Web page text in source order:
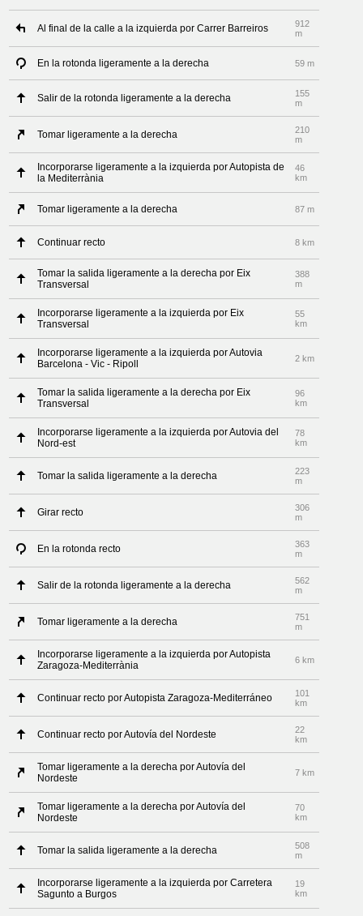
Al final de la calle a la izquierda por Carrer Barreiros
912
m
En la rotonda ligeramente a la derecha 59 m
Salir de la rotonda ligeramente a la derecha
155
m
Tomar ligeramente a la derecha
210
m
Incorporarse ligeramente a la izquierda por Autopista de
la Mediterrània
46
km
Tomar ligeramente a la derecha 87 m
Continuar recto 8 km
Tomar la salida ligeramente a la derecha por Eix
Transversal
388
m
Incorporarse ligeramente a la izquierda por Eix
Transversal
55
km
Incorporarse ligeramente a la izquierda por Autovia
Barcelona - Vic - Ripoll
2 km
Tomar la salida ligeramente a la derecha por Eix
Transversal
96
km
Incorporarse ligeramente a la izquierda por Autovia del
Nord-est
78
km
Tomar la salida ligeramente a la derecha
223
m
Girar recto
306
m
En la rotonda recto
363
m
Salir de la rotonda ligeramente a la derecha
562
m
Tomar ligeramente a la derecha
751
m
Incorporarse ligeramente a la izquierda por Autopista
Zaragoza-Mediterrània
6 km
Continuar recto por Autopista Zaragoza-Mediterráneo
101
km
Continuar recto por Autovía del Nordeste
22
km
Tomar ligeramente a la derecha por Autovía del
Nordeste
7 km
Tomar ligeramente a la derecha por Autovía del
Nordeste
70
km
Tomar la salida ligeramente a la derecha
508
m
Incorporarse ligeramente a la izquierda por Carretera
Sagunto a Burgos
19
km